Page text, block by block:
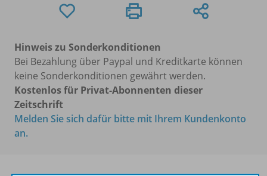
Hinweis zu Sonderkonditionen
Bei Bezahlung über Paypal und Kreditkarte können
keine Sonderkonditionen gewährt werden.
Kostenlos für Privat-Abonnenten dieser
Zeitschrift
Melden Sie sich dafür bitte mit Ihrem Kundenkonto
an.